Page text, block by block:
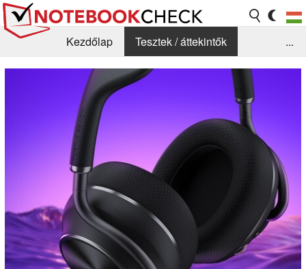
Kezdőlap
Tesztek / áttekintők
Hírek
GYIK / Technológia / Benchmarkok
Kapcsolat
...